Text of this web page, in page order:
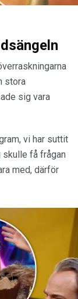
stora
sig vara
vi har suttit
skulle få frågan
med, därför